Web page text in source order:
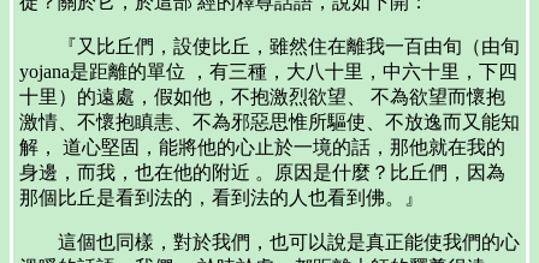
『又比丘們，設使比丘，雖然住在離我一百由旬（由旬
yojana是距離的單位 ，有三種，大八十里，中六十里，下四
十里）的遠處，假如他，不抱激烈欲望、 不為欲望而懷抱
激情、不懷抱瞋恚、不為邪惡思惟所驅使、不放逸而又能知
解， 道心堅固，能將他的心止於一境的話，那他就在我的
身邊，而我，也在他的附近 。原因是什麼？比丘們，因為
那個比丘是看到法的，看到法的人也看到佛。』
這個也同樣，對於我們，也可以說是真正能使我們的心